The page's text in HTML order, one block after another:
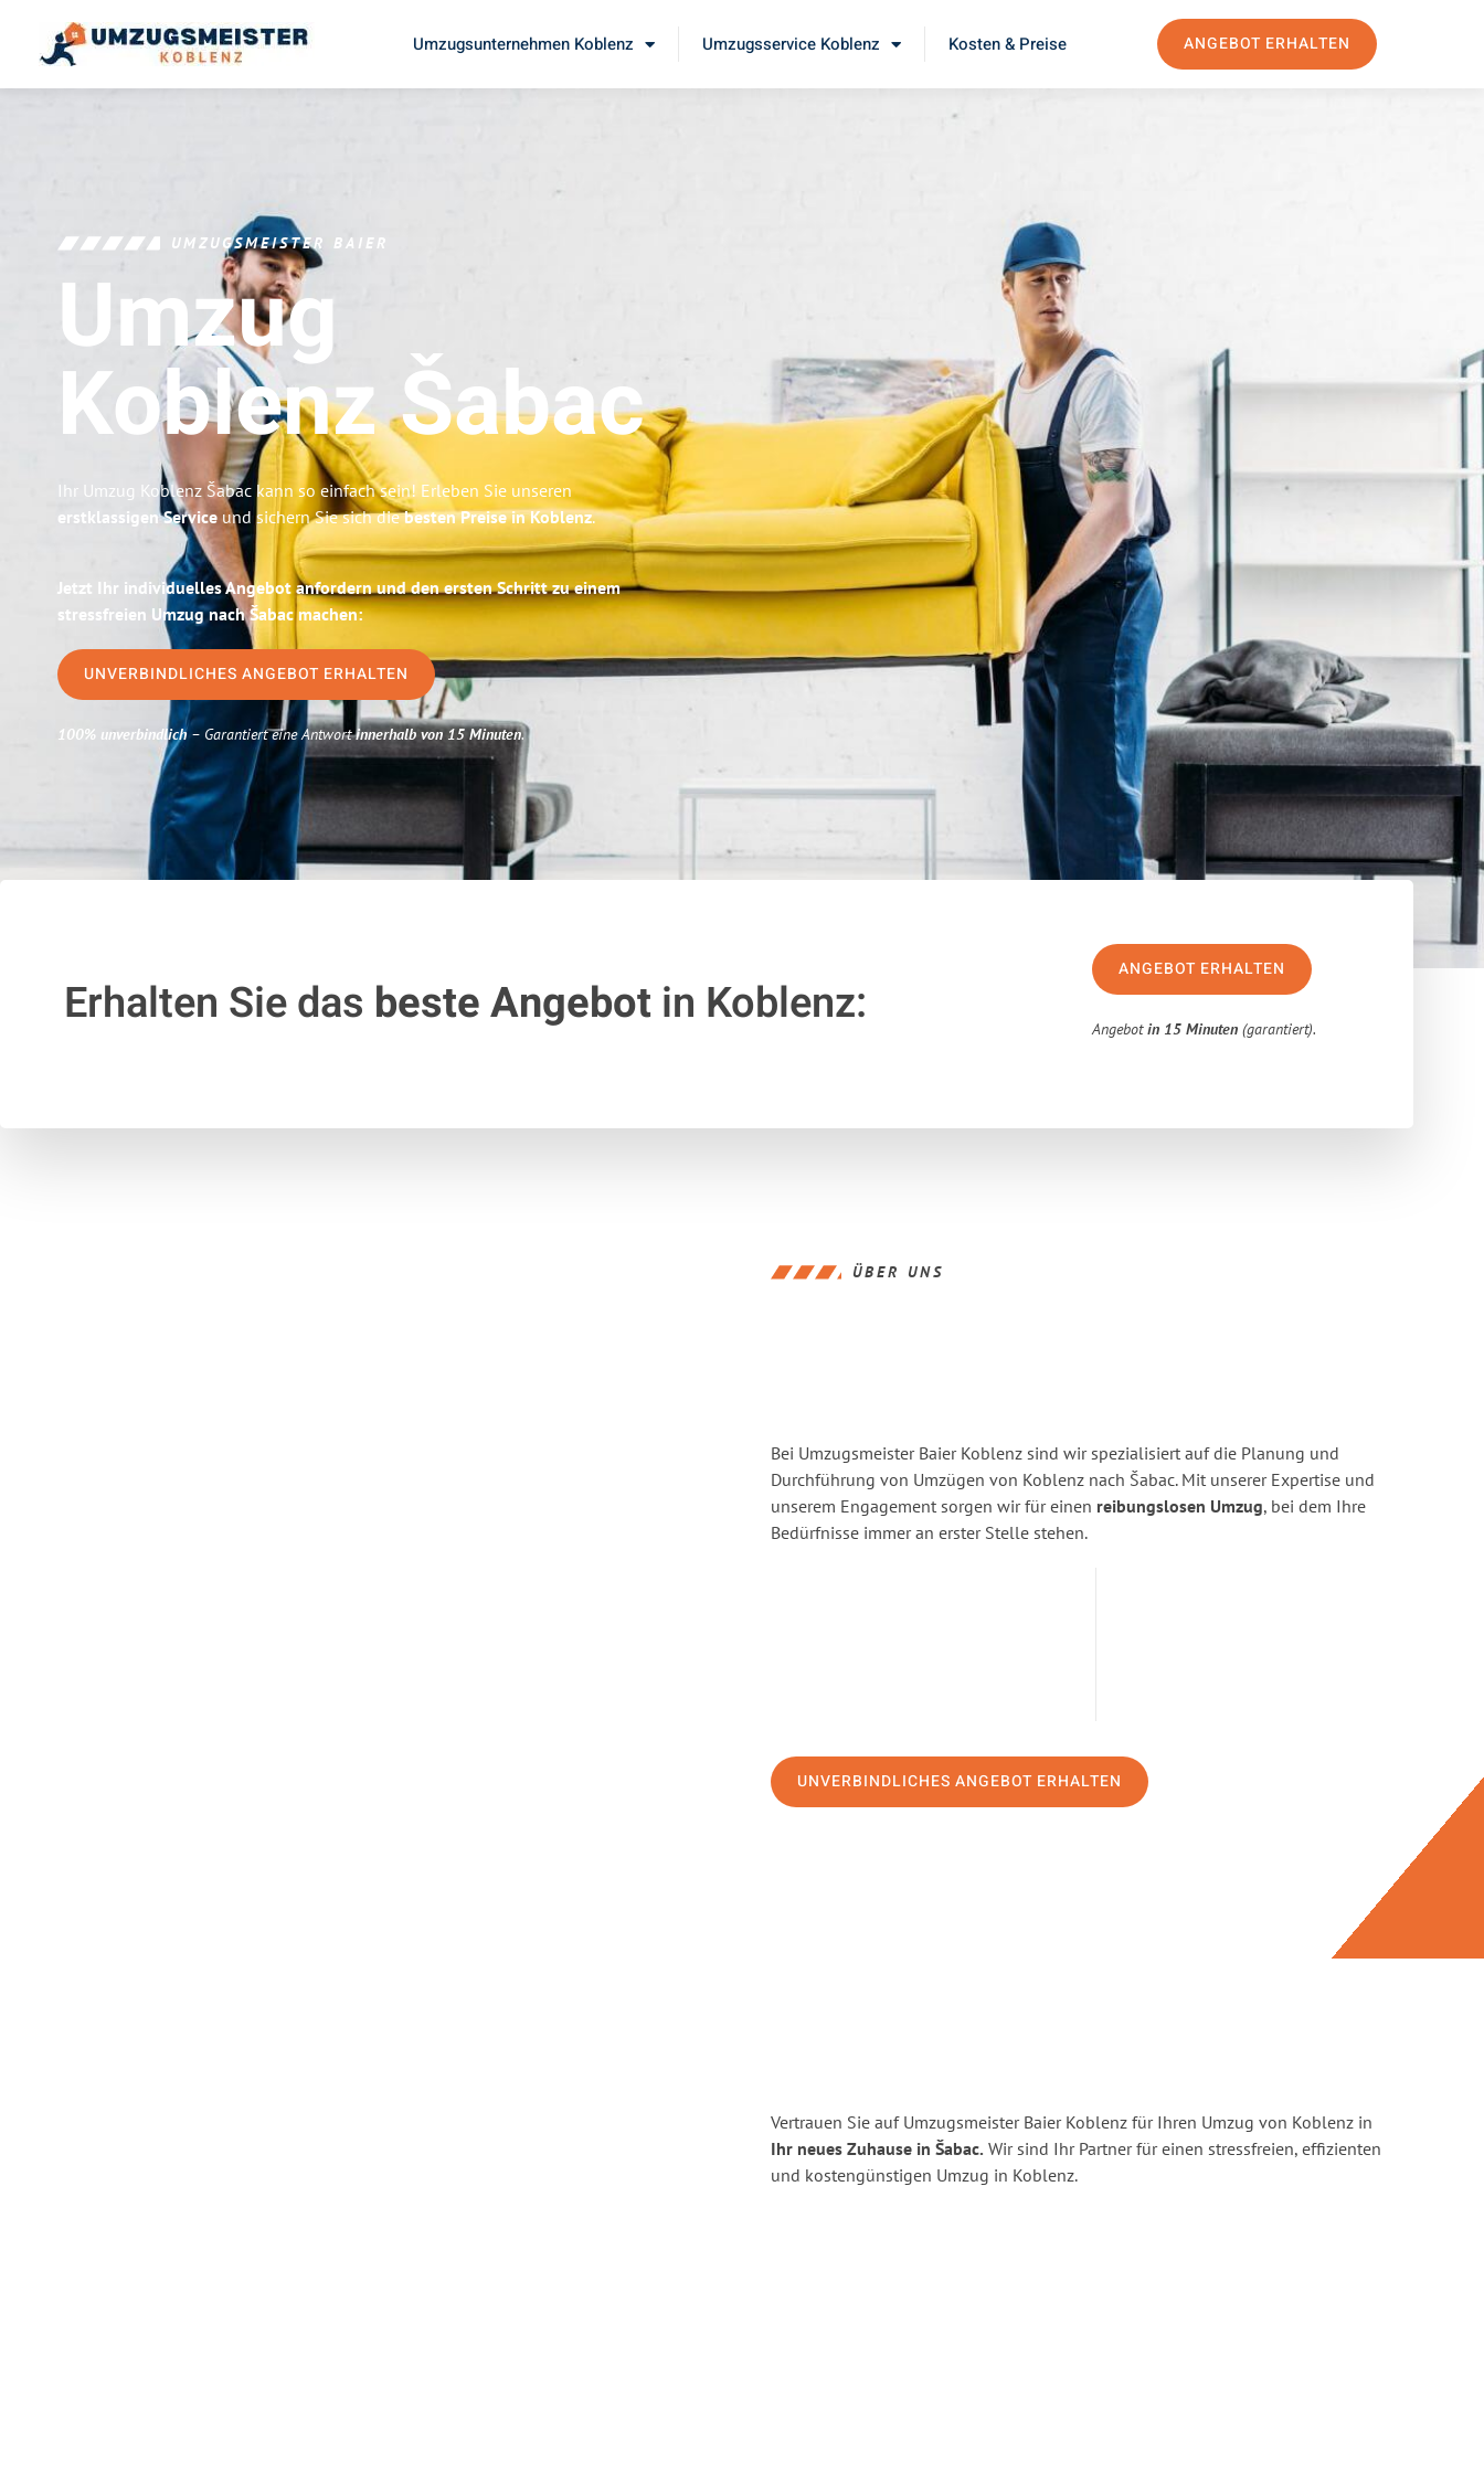
Umzugsunternehmen Koblenz Umzugsservice Koblenz Kosten & Preise ANGEBOT ERHALTEN
UMZUGSMEISTER BAIER
Umzug
KoblenzŠabac
Ihr Umzug Koblenz Šabac kann so einfach sein! Erleben Sie unseren
erstklassigen Service und sichern Sie sich diebesten Preise in Koblenz.
Jetzt Ihr individuelles Angebot anfordern und den ersten Schritt zu einem
stressfreien Umzug nach Šabac machen:
UNVERBINDLICHES ANGEBOT ERHALTEN
100% unverbindlich– Garantiert eine Antwortinnerhalb von 15 Minuten.
Erhalten Sie das beste Angebotin Koblenz:
ANGEBOT ERHALTEN
Angebotin 15 Minuten (garantiert).
ÜBER UNS
Bei Umzugsmeister Baier Koblenz sind wir spezialisiert auf die Planung und
Durchführung von Umzügen von Koblenz nach Šabac. Mit unserer Expertise und
unserem Engagement sorgen wir für einen reibungslosen Umzug, bei dem Ihre
Bedürfnisse immer an erster Stelle stehen.
UNVERBINDLICHES ANGEBOT ERHALTEN
Vertrauen Sie auf Umzugsmeister Baier Koblenz für Ihren Umzug von Koblenz in
Ihr neues Zuhause in Šabac. Wir sind Ihr Partner für einen stressfreien, effizienten
und kostengünstigen Umzug in Koblenz.